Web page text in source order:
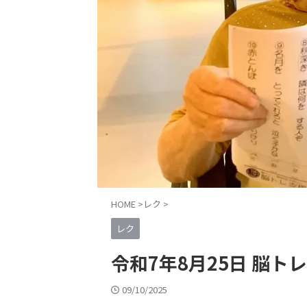
HOME > レク >
レク
令和7年8月25日 脳ト
09/10/2025